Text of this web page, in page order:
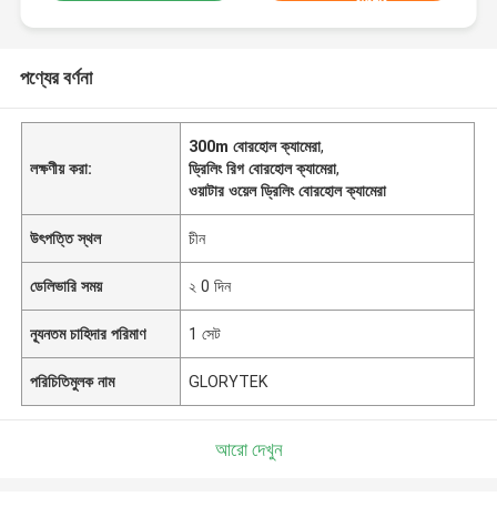
পণ্যের বর্ণনা
লক্ষণীয় করা:
300m বোরহোল ক্যামেরা,
ড্রিলিং রিগ বোরহোল ক্যামেরা,
ওয়াটার ওয়েল ড্রিলিং বোরহোল ক্যামেরা
উৎপত্তি স্থল চীন
ডেলিভারি সময় ২ 0 দিন
ন্যূনতম চাহিদার পরিমাণ 1 সেট
পরিচিতিমুলক নাম GLORYTEK
আরো দেখুন